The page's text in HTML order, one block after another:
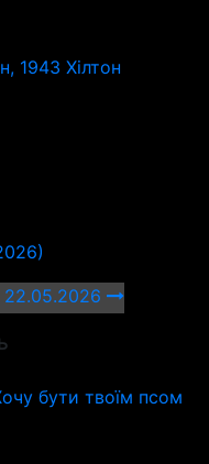
1943 Хілтон
22.05.2026
бути твоїм псом